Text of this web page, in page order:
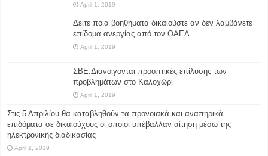
April 1, 2019
Δείτε ποια βοηθήματα δικαιούστε αν δεν λαμβάνετε
επίδομα ανεργίας από τον ΟΑΕΔ
April 1, 2019
ΣΒΕ:Διανοίγονται προοπτικές επίλυσης των
προβλημάτων στο Καλοχώρι
April 1, 2019
Στις 5 Απριλίου θα καταβληθούν τα προνοιακά και αναπηρικά
επιδόματα σε δικαιούχους οι οποίοι υπέβαλλαν αίτηση μέσω της
ηλεκτρονικής διαδικασίας
April 1, 2019